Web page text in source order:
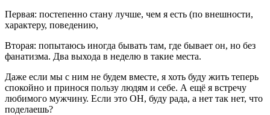
Первая: постепенно стану лучше, чем я есть (по внешности,
характеру, поведению,
Вторая: попытаюсь иногда бывать там, где бывает он, но без
фанатизма. Два выхода в неделю в такие места.
Даже если мы с ним не будем вместе, я хоть буду жить теперь
спокойно и принося пользу людям и себе. А ещё я встречу
любимого мужчину. Если это ОН, буду рада, а нет так нет, что
поделаешь?